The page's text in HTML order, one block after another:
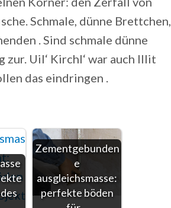
Schmale, dünne Brettchen,
. Sind schmale dünne
Uil‘ KirchI‘ war auch Illit
das eindringen .
Zementgebunden
e
ausgleichsmasse:
perfekte böden